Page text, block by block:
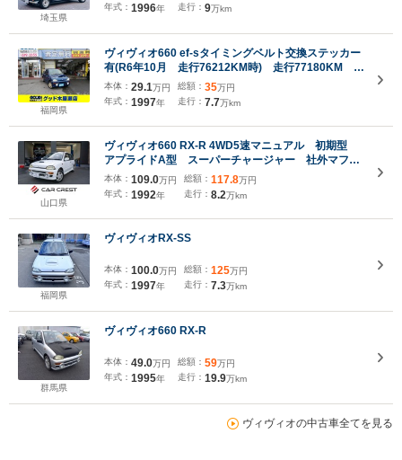
埼玉県
年式： 1996年
走行： 9万km
福岡県
ヴィヴィオ660 ef-sタイミングベルト交換ステッカー
有(R6年10月 走行76212KM時) 走行77180KM ス
ーパーチャージャー ターボタイマー フォグラン
プ 13インチアルミホイール パワーステアリング
本体： 29.1万円
年式： 1997年
総額： 35万円
走行： 7.7万km
山口県
ヴィヴィオ660 RX-R 4WD5速マニュアル 初期型
アプライドA型 スーパーチャージャー 社外マフラ
ー 4WD パワーウィンドウ パワーステアリン
グ エアコン
本体： 109.0万円
年式： 1992年
総額： 117.8万円
走行： 8.2万km
福岡県
ヴィヴィオRX-SS
本体： 100.0万円
年式： 1997年
総額： 125万円
走行： 7.3万km
群馬県
ヴィヴィオ660 RX-R
本体： 49.0万円
年式： 1995年
総額： 59万円
走行： 19.9万km
ヴィヴィオの中古車全てを見る